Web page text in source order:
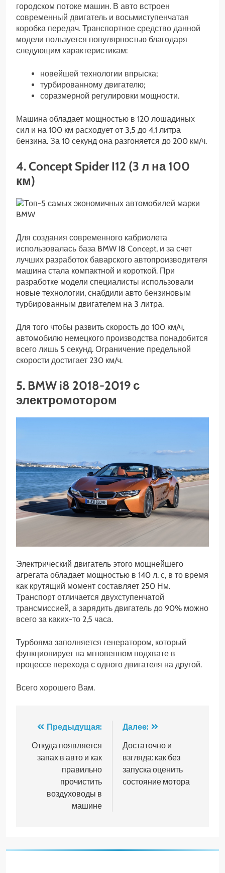
городском потоке машин. В авто встроен
современный двигатель и восьмиступенчатая
коробка передач. Транспортное средство данной
модели пользуется популярностью благодаря
следующим характеристикам:
новейшей технологии впрыска;
турбированному двигателю;
соразмерной регулировки мощности.
Машина обладает мощностью в 120 лошадиных
сил и на 100 км расходует от 3,5 до 4,1 литра
бензина. За 10 секунд она разгоняется до 200 км/ч.
4. Concept Spider I12 (3 л на 100
км)
Для создания современного кабриолета
использовалась база BMW I8 Concept, и за счет
лучших разработок баварского автопроизводителя
машина стала компактной и короткой. При
разработке модели специалисты использовали
новые технологии, снабдили авто бензиновым
турбированным двигателем на 3 литра.
Для того чтобы развить скорость до 100 км/ч,
автомобилю немецкого производства понадобится
всего лишь 5 секунд. Ограничение предельной
скорости достигает 230 км/ч.
5. BMW i8 2018-2019 с
электромотором
Электрический двигатель этого мощнейшего
агрегата обладает мощностью в 140 л. с, в то время
как крутящий момент составляет 250 Нм.
Транспорт отличается двухступенчатой
трансмиссией, а зарядить двигатель до 90% можно
всего за каких-то 2,5 часа.
Турбояма заполняется генератором, который
функционирует на мгновенном подхвате в
процессе перехода с одного двигателя на другой.
Всего хорошего Вам.
Навигация
по
записям
Предыдущая:
Откуда появляется
запах в авто и как
правильно
прочистить
воздуховоды в
машине
Далее:
Достаточно и
взгляда: как без
запуска оценить
состояние мотора